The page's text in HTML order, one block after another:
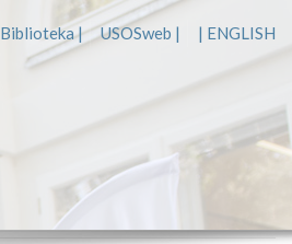
Biblioteka | USOSweb | | ENGLISH